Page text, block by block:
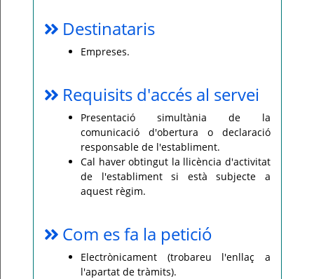
Destinataris
Empreses.
Requisits d'accés al servei
Presentació simultània de la
comunicació d'obertura o declaració
responsable de l'establiment.
Cal haver obtingut la llicència d'activitat
de l'establiment si està subjecte a
aquest règim.
Com es fa la petició
Electrònicament (trobareu l'enllaç a
l'apartat de tràmits).